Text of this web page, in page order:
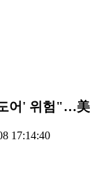
어' 위험"…美
17:14:40